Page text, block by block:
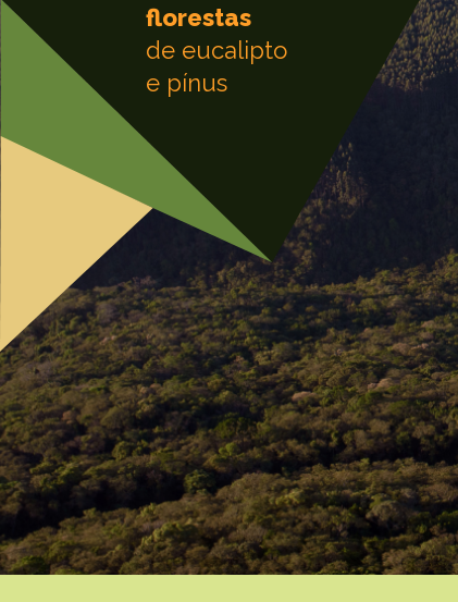
florestas
de eucalipto
e pínus